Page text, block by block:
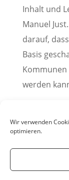
Wir verwenden
optimieren.
Inhalt und
Manuel
darauf,
Basis
werden
2022)